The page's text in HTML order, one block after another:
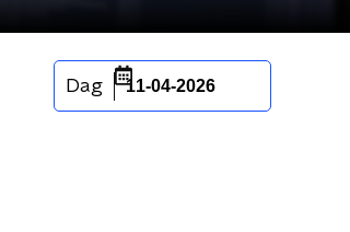
Dag 11-04-2026